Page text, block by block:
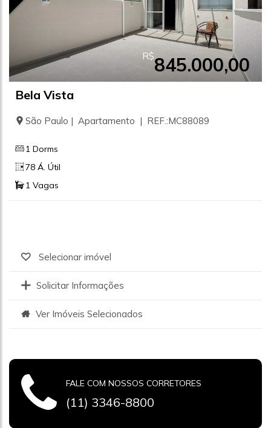
R$845.000,00
Bela Vista
São Paulo | Apartamento | REF.:MC88089
1 Dorms
78 Á. Útil
1 Vagas
Selecionar imóvel
Solicitar Informações
Ver Imóveis Selecionados
FALE COM NOSSOS CORRETORES
(11) 3346-8800